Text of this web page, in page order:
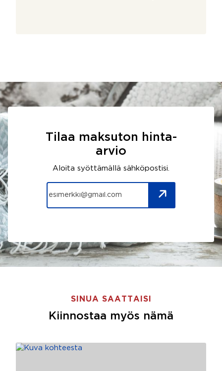
Tilaa maksuton hinta-
arvio
Aloita syöttämällä sähköpostisi.
SINUA SAATTAISI
Kiinnostaa myös nämä